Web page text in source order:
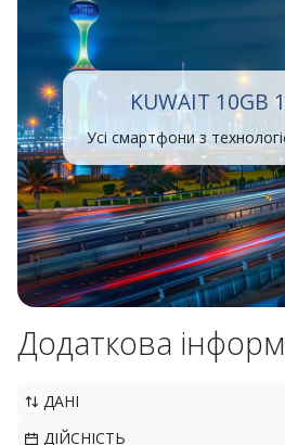
KUWAIT 10GB
Усі смартфони з
Додаткова
ДАНІ
ДІЙСНІСТЬ